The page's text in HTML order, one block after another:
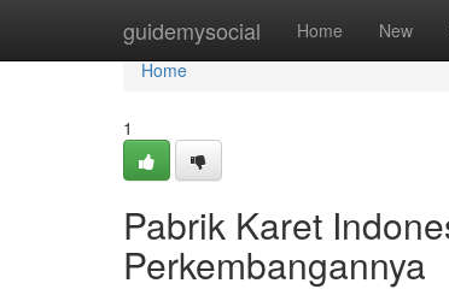
guidemysocial Home New
Home
Home
1
Pabrik Karet
Perkembangannya